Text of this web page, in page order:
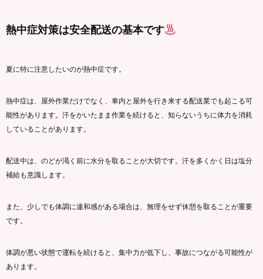
熱中症対策は安全配送の基本です
夏に特に注意したいのが熱中症です。
熱中症は、屋外作業だけでなく、車内と屋外を行き来する配送業でも起こる可
能性があります。汗をかいたまま作業を続けると、知らないうちに体力を消耗
していることがあります。
配送中は、のどが渇く前に水分を取ることが大切です。汗を多くかく日は塩分
補給も意識します。
また、少しでも体調に違和感がある場合は、無理をせず休憩を取ることが重要
です。
体調が悪い状態で運転を続けると、集中力が低下し、事故につながる可能性が
あります。